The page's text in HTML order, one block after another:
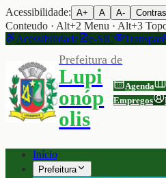
Acessibilidade: A+ A A-
Conteudo · Alt+2 Menu · Alt+3
Acessibilidade
e-SIC
Prefeitura de
Lupi
onóp
olis
Agenda
Empregos
Início
Prefeitura